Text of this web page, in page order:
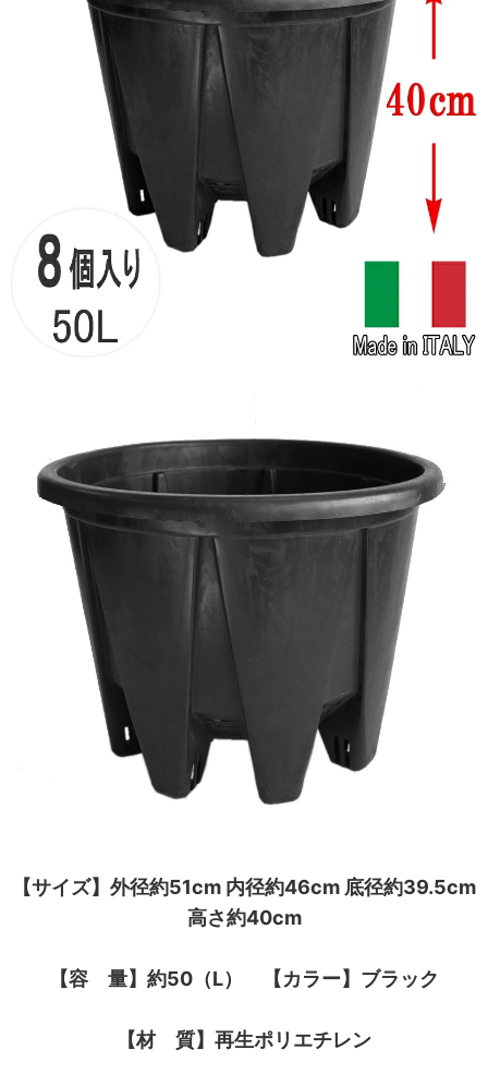
【サイズ】外径約51cm 内径約46cm 底径約39.5cm
高さ約40cm
【容 量】約50（L） 【カラー】ブラック
【材 質】再生ポリエチレン